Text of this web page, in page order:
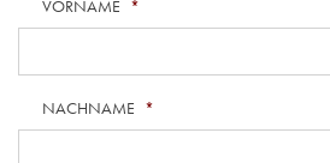
VORNAME *
NACHNAME *